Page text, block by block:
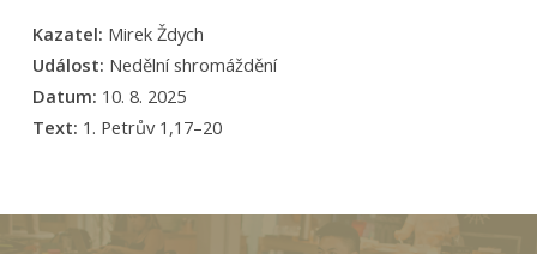
Kazatel: Mirek Ždych
Událost: Nedělní shromáždění
Datum: 10. 8. 2025
Text: 1. Petrův 1,17–20